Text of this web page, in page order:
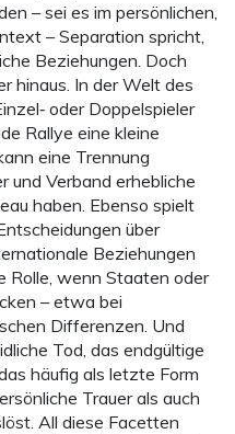
– sei es im persönlichen,
– Separation spricht,
Beziehungen. Doch
hinaus. In der Welt des
oder Doppelspieler
Rallye eine kleine
eine Trennung
und Verband erhebliche
haben. Ebenso spielt
über
Beziehungen
Rolle, wenn Staaten oder
– etwa bei
Differenzen. Und
Tod, das endgültige
häufig als letzte Form
Trauer als auch
All diese Facetten